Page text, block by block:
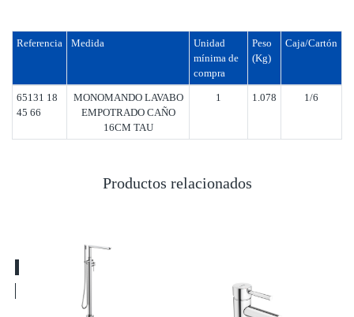
Referencia Medida
Unidad
mínima de
compra
Peso
(Kg)
Caja/Cartón
65131 18
45 66
MONOMANDO LAVABO
EMPOTRADO CAÑO
16CM TAU
1 1.078 1/6
Productos relacionados